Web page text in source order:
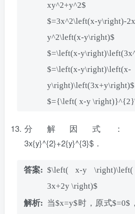
xy^2+y^2$
$=3x^2\left(x-y\right)-
y^2\left(x-y\right)$
$=\left(x-
$=\left(x-y\right)\left(x-
y\right)\left(3x+y\right)$
$={\left( x-y
分解因式：
3x{y}^{2}+2{y}^{3}$．
$\left( x-y
3x+2y \right)$
当$x=y$时，原式$=0$